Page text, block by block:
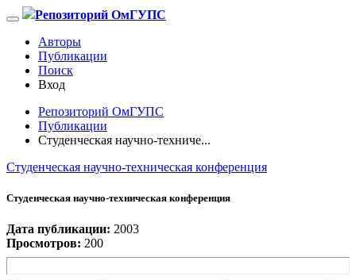
Репозиторий ОмГУПС
Авторы
Публикации
Поиск
Вход
Репозиторий ОмГУПС
Публикации
Студенческая научно-техниче...
Студенческая научно-техническая конференция
Студенческая научно-техническая конференция
Дата публикации: 2003
Просмотров: 200